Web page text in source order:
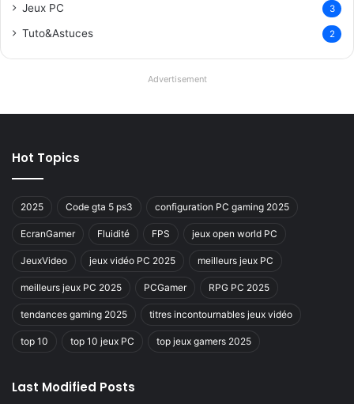
Jeux PC 3
Tuto&Astuces 2
Advertisement
Hot Topics
2025 Code gta 5 ps3 configuration PC gaming 2025
EcranGamer Fluidité FPS jeux open world PC
JeuxVideo jeux vidéo PC 2025 meilleurs jeux PC
meilleurs jeux PC 2025 PCGamer RPG PC 2025
tendances gaming 2025 titres incontournables jeux vidéo
top 10 top 10 jeux PC top jeux gamers 2025
Last Modified Posts